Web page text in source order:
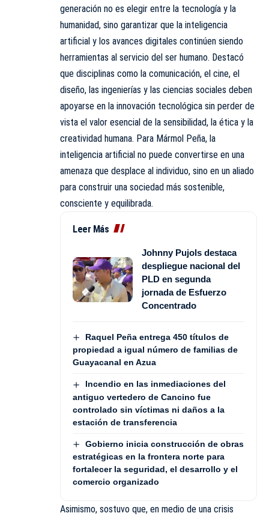
generación no es elegir entre la tecnología y la
humanidad, sino garantizar que la inteligencia
artificial y los avances digitales continúen siendo
herramientas al servicio del ser humano. Destacó
que disciplinas como la comunicación, el cine, el
diseño, las ingenierías y las ciencias sociales deben
apoyarse en la innovación tecnológica sin perder de
vista el valor esencial de la sensibilidad, la ética y la
creatividad humana. Para Mármol Peña, la
inteligencia artificial no puede convertirse en una
amenaza que desplace al individuo, sino en un aliado
para construir una sociedad más sostenible,
consciente y equilibrada.
Leer Más
Johnny Pujols destaca
despliegue nacional del
PLD en segunda
jornada de Esfuerzo
Concentrado
Raquel Peña entrega 450 títulos de
propiedad a igual número de familias de
Guayacanal en Azua
Incendio en las inmediaciones del
antiguo vertedero de Cancino fue
controlado sin víctimas ni daños a la
estación de transferencia
Gobierno inicia construcción de obras
estratégicas en la frontera norte para
fortalecer la seguridad, el desarrollo y el
comercio organizado
Asimismo, sostuvo que, en medio de una crisis